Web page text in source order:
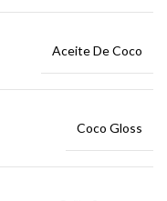
Aceite De Coco
Coco Gloss